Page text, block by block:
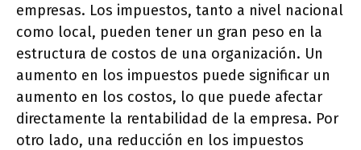
empresas. Los impuestos, tanto a nivel nacional
como local, pueden tener un gran peso en la
estructura de costos de una organización. Un
aumento en los impuestos puede significar un
aumento en los costos, lo que puede afectar
directamente la rentabilidad de la empresa. Por
otro lado, una reducción en los impuestos